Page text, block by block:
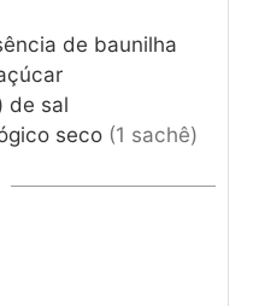
de baunilha
de sal
seco (1 sachê)